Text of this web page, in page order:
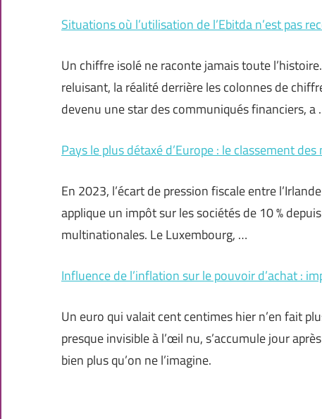
Situations où l’utilisation de l’Ebitda n’est pas
Un chiffre isolé ne raconte jamais toute
reluisant, la réalité derrière les colonnes de
devenu une star des communiqués financiers, a
Pays le plus détaxé d’Europe : le classement
En 2023, l’écart de pression fiscale entre
applique un impôt sur les sociétés de 10 %
multinationales. Le Luxembourg, …
Influence de l’inflation sur le pouvoir d’achat :
Un euro qui valait cent centimes hier n’en fait
presque invisible à l’œil nu, s’accumule jour
bien plus qu’on ne l’imagine.